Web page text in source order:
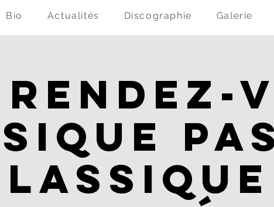
Bio Actualités Discographie Galerie
Rendez-